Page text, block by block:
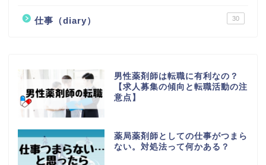
仕事（diary） 30
男性薬剤師は転職に有利なの？
【求人募集の傾向と転職活動の注
意点】
薬局薬剤師としての仕事がつまら
ない。対処法って何かある？